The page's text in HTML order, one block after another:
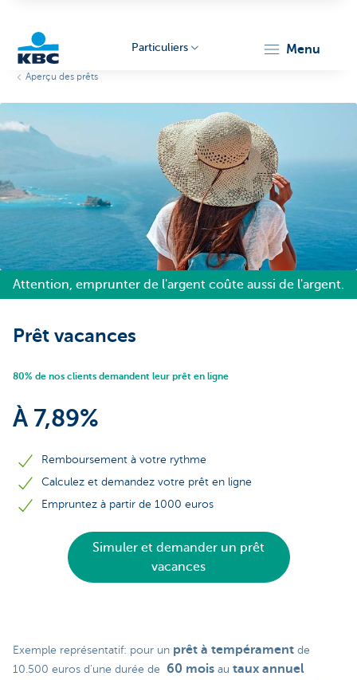
Particuliers menu
Aperçu des prêts
Attention, emprunter de l'argent coûte aussi de l'argent.
Prêt vacances
80% de nos clients demandent leur prêt en ligne
À 7,89%
Remboursement à votre rythme
Calculez et demandez votre prêt en ligne
Empruntez à partir de 1000 euros
Simuler et demander un prêt
vacances
Exemple représentatif: pour un prêt à tempérament de
10.500 euros d'une durée de 60 mois au taux annuel